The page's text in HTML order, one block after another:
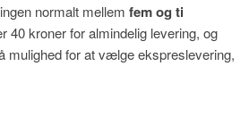
normalt mellem fem og ti
40 kroner for almindelig levering, og
mulighed for at vælge ekspreslevering,